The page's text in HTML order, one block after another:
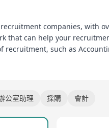
companies, with
that can help your
such as
Human Resources,
業經驗，經驗豐富的顧問，廣
購, 綜合管理，設計，工程，
公室助理 採購 會計